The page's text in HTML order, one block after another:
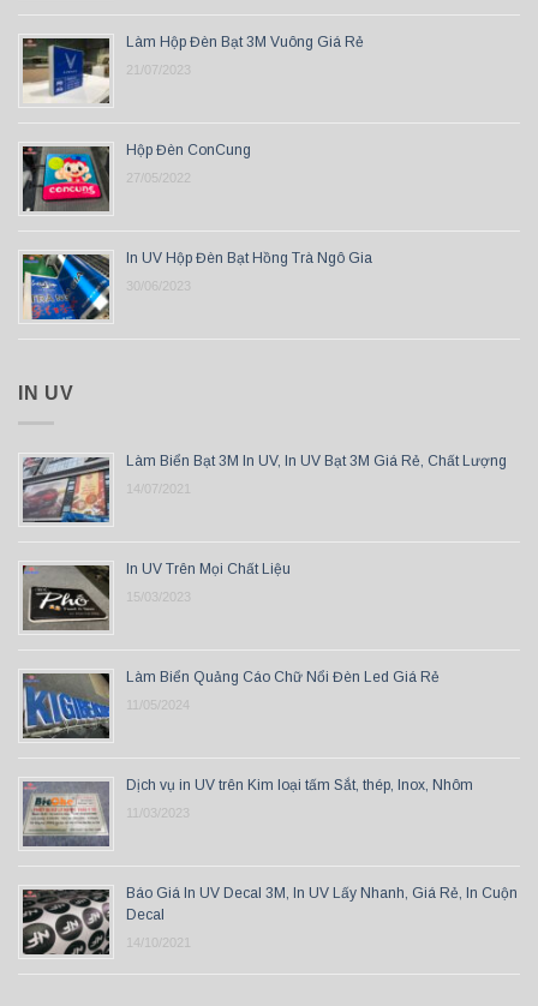
Làm Hộp Đèn Bạt 3M Vuông Giá Rẻ
21/07/2023
Hộp Đèn ConCung
27/05/2022
In UV Hộp Đèn Bạt Hồng Trà Ngô Gia
30/06/2023
IN UV
Làm Biển Bạt 3M In UV, In UV Bạt 3M Giá Rẻ, Chất Lượng
14/07/2021
In UV Trên Mọi Chất Liệu
15/03/2023
Làm Biển Quảng Cáo Chữ Nổi Đèn Led Giá Rẻ
11/05/2024
Dịch vụ in UV trên Kim loại tấm Sắt, thép, Inox, Nhôm
11/03/2023
Báo Giá In UV Decal 3M, In UV Lấy Nhanh, Giá Rẻ, In Cuộn
Decal
14/10/2021